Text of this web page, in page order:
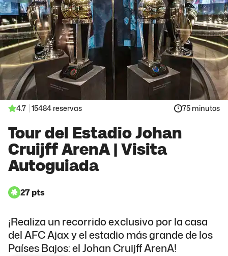
4.7 15484 reservas 75 minutos
Tour del Estadio Johan
Cruijff ArenA | Visita
Autoguiada
27 pts
¡Realiza un recorrido exclusivo por la casa
del AFC Ajax y el estadio más grande de los
Países Bajos: el Johan Cruijff ArenA!